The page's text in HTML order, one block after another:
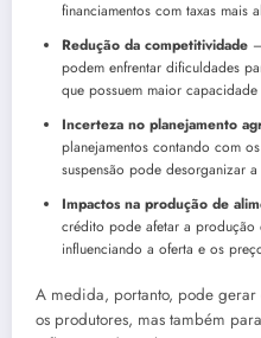
financiamentos com taxas mais
Redução da competitividade
podem enfrentar dificuldades
que possuem maior
Incerteza no planejamento
planejamentos contando com
suspensão pode desorganizar
Impactos na produção de
crédito pode afetar a produção
influenciando a oferta e os
A medida, portanto, pode gerar
os produtores, mas também